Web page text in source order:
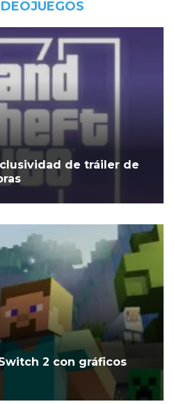
de tráiler de
2 con gráficos